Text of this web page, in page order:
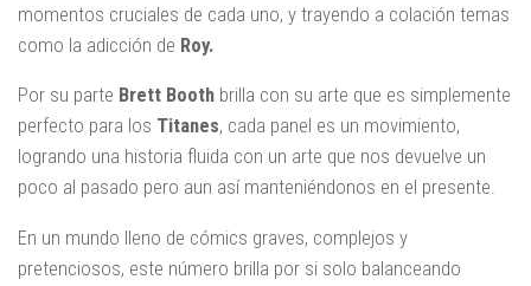
momentos cruciales de cada uno, y trayendo a colación temas
como la adicción de Roy.
Por su parte Brett Booth brilla con su arte que es simplemente
perfecto para los Titanes, cada panel es un movimiento,
logrando una historia fluida con un arte que nos devuelve un
poco al pasado pero aun así manteniéndonos en el presente.
En un mundo lleno de cómics graves, complejos y
pretenciosos, este número brilla por si solo balanceando